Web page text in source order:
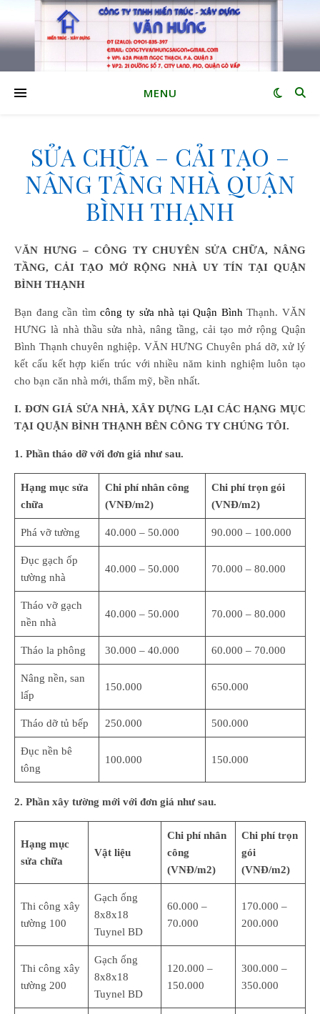
MENU
SỬA CHỮA – CẢI TẠO –
NÂNG TẦNG NHÀ QUẬN
BÌNH THẠNH
VĂN HƯNG – CÔNG TY CHUYÊN SỬA CHỮA, NÂNG
TẦNG, CẢI TẠO MỞ RỘNG NHÀ UY TÍN TẠI QUẬN
BÌNH THẠNH
Bạn đang cần tìmcông ty sửa nhà tại Quận Bình Thạnh. VĂN
HƯNG là nhà thầu sửa nhà, nâng tầng, cải tạo mở rộng Quận
Bình Thạnh chuyên nghiệp. VĂN HƯNG Chuyên phá dỡ, xử lý
kết cấu kết hợp kiến trúc với nhiều năm kinh nghiệm luôn tạo
cho bạn căn nhà mới, thẩm mỹ, bền nhất.
I. ĐƠN GIÁ SỬA NHÀ, XÂY DỰNG LẠI CÁC HẠNG MỤC
TẠI QUẬN BÌNH THẠNH BÊN CÔNG TY CHÚNG TÔI.
1. Phần tháo dỡ với đơn giá như sau.
Hạng mục sửa
chữa
Chi phí nhân công
(VNĐ/m2)
Chi phí trọn gói
(VNĐ/m2)
Phá vỡ tường 40.000 – 50.000 90.000 – 100.000
Đục gạch ốp
tường nhà
40.000 – 50.000 70.000 – 80.000
Tháo vỡ gạch
nền nhà
40.000 – 50.000 70.000 – 80.000
Tháo la phông 30.000 – 40.000 60.000 – 70.000
Nâng nền, san
lấp
150.000 650.000
Tháo dỡ tủ bếp 250.000 500.000
Đục nền bê
tông
100.000 150.000
2. Phần xây tường mới với đơn giá như sau.
Hạng mục
sửa chữa
Vật liệu
Chi phí nhân
công
(VNĐ/m2)
Chi phí trọn
gói
(VNĐ/m2)
Thi công xây
tường 100
Gạch ống
8x8x18
Tuynel BD
60.000 –
70.000
170.000 –
200.000
Thi công xây
tường 200
Gạch ống
8x8x18
Tuynel BD
120.000 –
150.000
300.000 –
350.000